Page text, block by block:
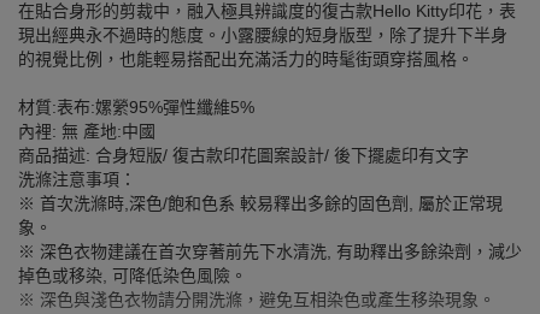
在貼合身形的剪裁中，融入極具辨識度的復古款Hello Kitty印花，表
現出經典永不過時的態度。小露腰線的短身版型，除了提升下半身
的視覺比例，也能輕易搭配出充滿活力的時髦街頭穿搭風格。
材質:表布:嫘縈95%彈性纖維5%
內裡: 無 產地:中國
商品描述: 合身短版/ 復古款印花圖案設計/ 後下擺處印有文字
洗滌注意事項：
※ 首次洗滌時,深色/飽和色系 較易釋出多餘的固色劑, 屬於正常現
象。
※ 深色衣物建議在首次穿著前先下水清洗, 有助釋出多餘染劑，減少
掉色或移染, 可降低染色風險。
※ 深色與淺色衣物請分開洗滌，避免互相染色或產生移染現象。